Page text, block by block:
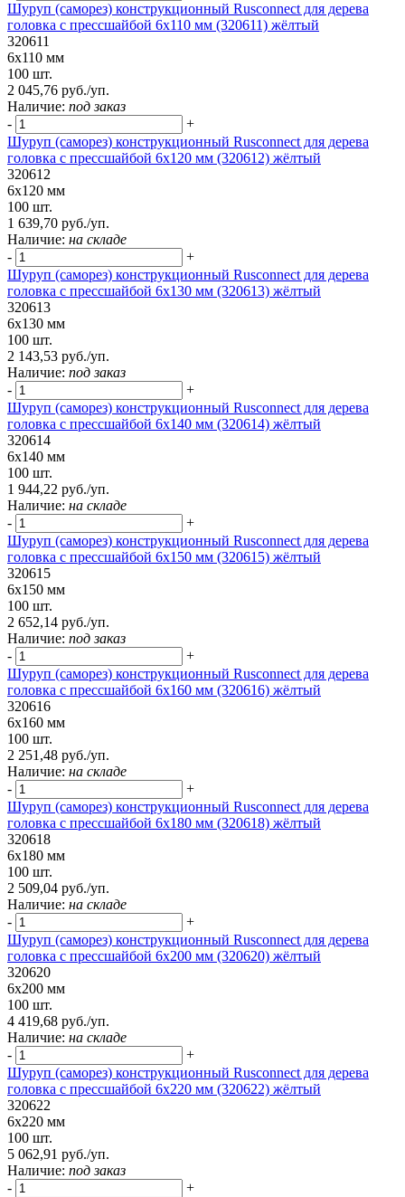
Шуруп (саморез) конструкционный Rusconnect для дерева
головка с прессшайбой 6х110 мм (320611) жёлтый
320611
6х110 мм
100 шт.
2 045,76 руб./уп.
Наличие: под заказ
-
+
Шуруп (саморез) конструкционный Rusconnect для дерева
головка с прессшайбой 6х120 мм (320612) жёлтый
320612
6х120 мм
100 шт.
1 639,70 руб./уп.
Наличие: на складе
-
+
Шуруп (саморез) конструкционный Rusconnect для дерева
головка с прессшайбой 6х130 мм (320613) жёлтый
320613
6х130 мм
100 шт.
2 143,53 руб./уп.
Наличие: под заказ
-
+
Шуруп (саморез) конструкционный Rusconnect для дерева
головка с прессшайбой 6х140 мм (320614) жёлтый
320614
6х140 мм
100 шт.
1 944,22 руб./уп.
Наличие: на складе
-
+
Шуруп (саморез) конструкционный Rusconnect для дерева
головка с прессшайбой 6х150 мм (320615) жёлтый
320615
6х150 мм
100 шт.
2 652,14 руб./уп.
Наличие: под заказ
-
+
Шуруп (саморез) конструкционный Rusconnect для дерева
головка с прессшайбой 6х160 мм (320616) жёлтый
320616
6х160 мм
100 шт.
2 251,48 руб./уп.
Наличие: на складе
-
+
Шуруп (саморез) конструкционный Rusconnect для дерева
головка с прессшайбой 6х180 мм (320618) жёлтый
320618
6х180 мм
100 шт.
2 509,04 руб./уп.
Наличие: на складе
-
+
Шуруп (саморез) конструкционный Rusconnect для дерева
головка с прессшайбой 6х200 мм (320620) жёлтый
320620
6х200 мм
100 шт.
4 419,68 руб./уп.
Наличие: на складе
-
+
Шуруп (саморез) конструкционный Rusconnect для дерева
головка с прессшайбой 6х220 мм (320622) жёлтый
320622
6х220 мм
100 шт.
5 062,91 руб./уп.
Наличие: под заказ
-
+